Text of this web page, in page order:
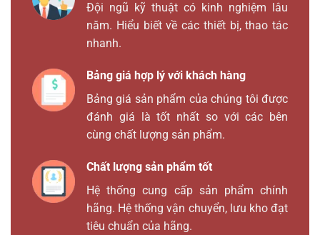
Đội ngũ kỹ thuật có kinh nghiệm lâu
năm. Hiểu biết về các thiết bị, thao tác
nhanh.
Bảng giá hợp lý với khách hàng
Bảng giá sản phẩm của chúng tôi được
đánh giá là tốt nhất so với các bên
cùng chất lượng sản phẩm.
Chất lượng sản phẩm tốt
Hệ thống cung cấp sản phẩm chính
hãng. Hệ thống vận chuyển, lưu kho đạt
tiêu chuẩn của hãng.